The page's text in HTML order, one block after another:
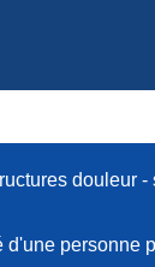
douleur
d'une personne